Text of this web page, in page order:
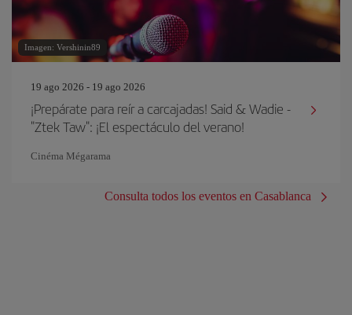
Imagen: Vershinin89
19 ago 2026 - 19 ago 2026
¡Prepárate para reír a carcajadas! Said & Wadie -
"Ztek Taw": ¡El espectáculo del verano!
Cinéma Mégarama
Consulta todos los eventos en Casablanca